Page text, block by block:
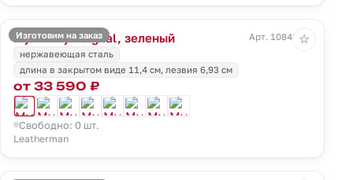
Изготовим на заказ
Мультитул Signal, зеленый
Арт. 10842.90
нержавеющая сталь
длина в закрытом виде 11,4 см, лезвия 6,93 см
от 33 590 ₽
Свободно: 0 шт.
Leatherman
☆